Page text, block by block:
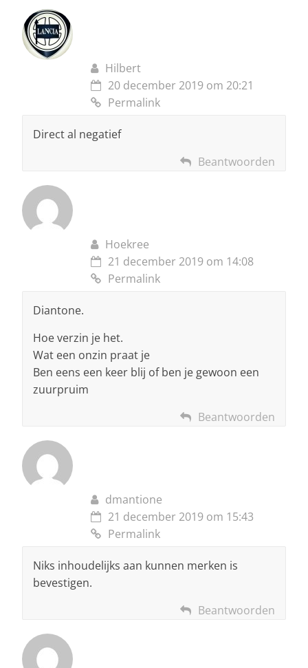
Hilbert
20 december 2019 om 20:21
Permalink
Direct al negatief
Beantwoorden
Hoekree
21 december 2019 om 14:08
Permalink
Diantone.
Hoe verzin je het.
Wat een onzin praat je
Ben eens een keer blij of ben je gewoon een
zuurpruim
Beantwoorden
dmantione
21 december 2019 om 15:43
Permalink
Niks inhoudelijks aan kunnen merken is
bevestigen.
Beantwoorden